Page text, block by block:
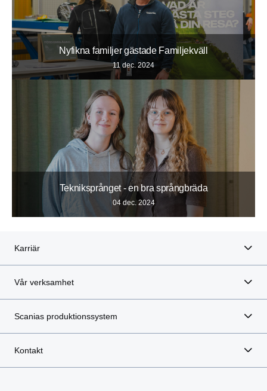
Nyfikna familjer gästade Familjekväll
11 dec. 2024
Tekniksprånget - en bra språngbräda
04 dec. 2024
Karriär
Vår verksamhet
Scanias produktionssystem
Kontakt